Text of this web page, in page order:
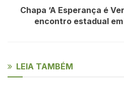
Chapa ‘A Esperança é
encontro estadual em
LEIA TAMBÉM